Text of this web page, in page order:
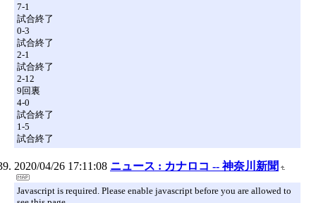
7-1
試合終了
0-3
試合終了
2-1
試合終了
2-12
9回裏
4-0
試合終了
1-5
試合終了
2020/04/26 17:11:08 ニュース : カナロコ -- 神奈川新聞
Javascript is required. Please enable javascript before you are allowed to